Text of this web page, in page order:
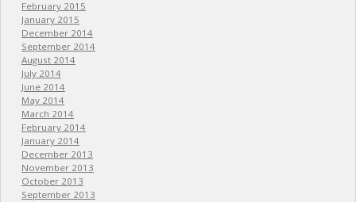
February 2015
January 2015
December 2014
September 2014
August 2014
July 2014
June 2014
May 2014
March 2014
February 2014
January 2014
December 2013
November 2013
October 2013
September 2013